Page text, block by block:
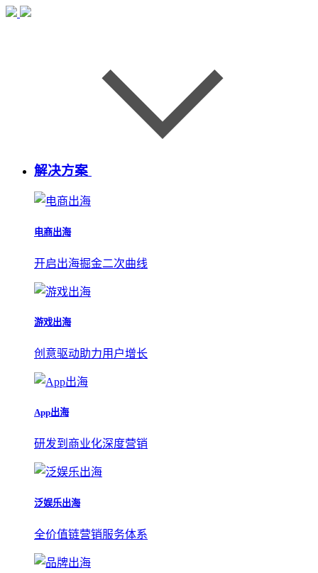
解决方案
电商出海
开启出海掘金二次曲线
游戏出海
创意驱动助力用户增长
App出海
研发到商业化深度营销
泛娱乐出海
全价值链营销服务体系